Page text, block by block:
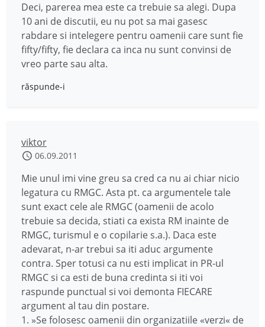
Deci, parerea mea este ca trebuie sa alegi. Dupa
10 ani de discutii, eu nu pot sa mai gasesc
rabdare si intelegere pentru oamenii care sunt fie
fifty/fifty, fie declara ca inca nu sunt convinsi de
vreo parte sau alta.
răspunde-i
viktor
06.09.2011
Mie unul imi vine greu sa cred ca nu ai chiar nicio
legatura cu RMGC. Asta pt. ca argumentele tale
sunt exact cele ale RMGC (oamenii de acolo
trebuie sa decida, stiati ca exista RM inainte de
RMGC, turismul e o copilarie s.a.). Daca este
adevarat, n-ar trebui sa iti aduc argumente
contra. Sper totusi ca nu esti implicat in PR-ul
RMGC si ca esti de buna credinta si iti voi
raspunde punctual si voi demonta FIECARE
argument al tau din postare.
1. »Se folosesc oamenii din organizatiile «verzi« de